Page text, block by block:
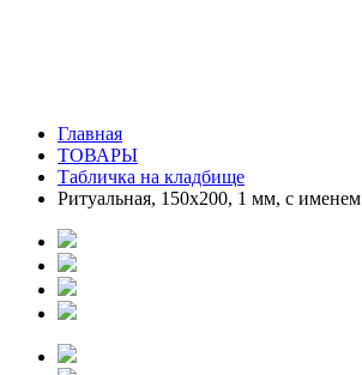
Главная
ТОВАРЫ
Табличка на кладбище
Ритуальная, 150х200, 1 мм, с именем